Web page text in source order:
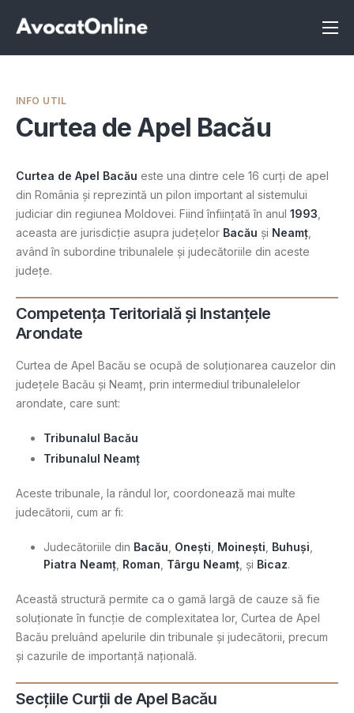
Înscrie-te ca avocat
Servicii
Programeaza consultanta
Intrebari
INFO UTIL
Curtea de Apel Bacău
Curtea de Apel Bacău este una dintre cele 16 curți de apel
din România și reprezintă un pilon important al sistemului
judiciar din regiunea Moldovei. Fiind înființată în anul 1993
aceasta are jurisdicție asupra județelor Bacău și Neamț
având în subordine tribunalele și judecătoriile din aceste
județe.
Competența Teritorială și Instanțele
Arondate
Curtea de Apel Bacău se ocupă de soluționarea cauzelor din
județele Bacău și Neamț, prin intermediul tribunalelelor
arondate, care sunt:
Tribunalul Bacău
Tribunalul Neamț
Aceste tribunale, la rândul lor, coordonează mai multe
judecătorii, cum ar fi:
Judecătoriile din Bacău Onești Moinești Buhuși
Piatra Neamț Roman Târgu Neamț , și Bicaz.
Această structură permite ca o gamă largă de cauze să fie
soluționate în funcție de complexitatea lor, Curtea de Apel
Bacău preluând apelurile din tribunale și judecătorii, precum
și cazurile de importanță națională.
Secțiile Curții de Apel Bacău